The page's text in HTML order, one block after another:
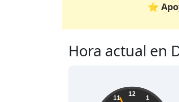
⭐
Hora actual en
13:16:57 12
1
11